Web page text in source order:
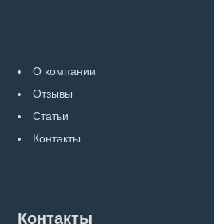
О компании
Отзывы
Статьи
Контакты
Контакты